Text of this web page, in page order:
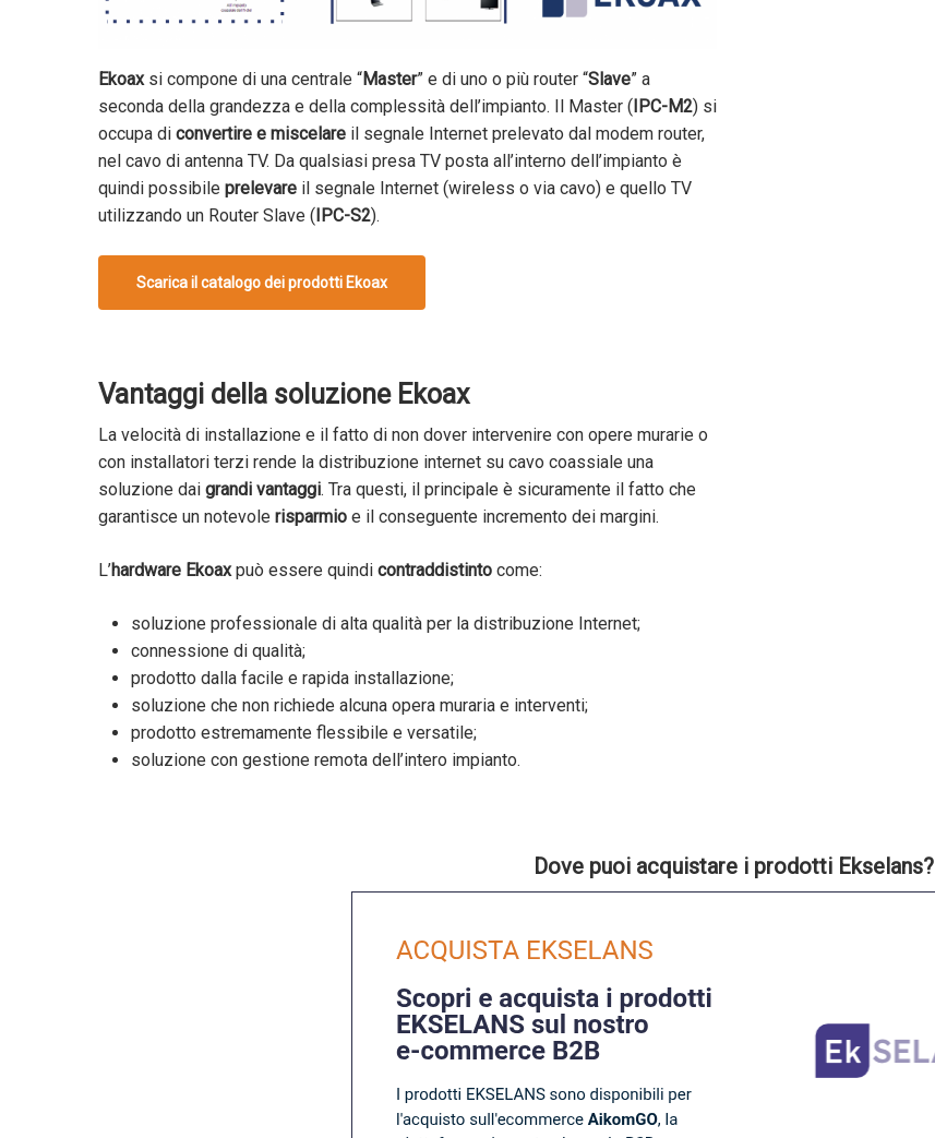
Ekoaxsi compone di una centrale “Master” e di uno o più router “Slave” a
seconda della grandezza e della complessità dell’impianto. Il Master (IPC-M2) si
occupa di convertire e miscelare il segnale Internet prelevato dal modem router,
nel cavo di antenna TV. Da qualsiasi presa TV posta all’interno dell’impianto è
quindi possibile prelevare il segnale Internet (wireless o via cavo) e quello TV
utilizzando un Router Slave (IPC-S2).
Scarica il catalogo dei prodotti Ekoax
Vantaggi della soluzione Ekoax
La velocità di installazione e il fatto di non dover intervenire con opere murarie o
con installatori terzi rende la distribuzione internet su cavo coassiale una
soluzione dai grandi vantaggi. Tra questi, il principale è sicuramente il fatto che
garantisce un notevole risparmio e il conseguente incremento dei margini.
L’hardware Ekoaxpuò essere quindi contraddistinto come:
soluzione professionale di alta qualità per la distribuzione Internet;
connessione di qualità;
prodotto dalla facile e rapida installazione;
soluzione che non richiede alcuna opera muraria e interventi;
prodotto estremamente flessibile e versatile;
soluzione con gestione remota dell’intero impianto.
Dove puoi acquistare i prodotti Ekselans?